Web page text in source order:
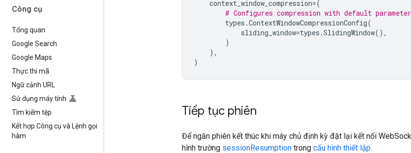
Công cụ
Tổng quan
Google Search
Google Maps
Thực thi mã
Ngữ cảnh URL
Sử dụng máy tính
Tìm kiếm tệp
Kết hợp Công cụ và Lệnh gọi
hàm
context_window_compression=(
# Configures compression with default
types .ContextWindowCompressionConfig(
sliding_window=types .SlidingWindow(),
)
),
)
Tiếp tục phiên
Để ngăn phiên kết thúc khi máy chủ định kỳ đặt lại kết nối
hình trường sessionResumption trong cấu hình thiết lập.